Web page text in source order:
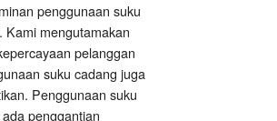
penggunaan suku
Kami mengutamakan
pelanggan
suku cadang juga
Penggunaan suku
penggantian